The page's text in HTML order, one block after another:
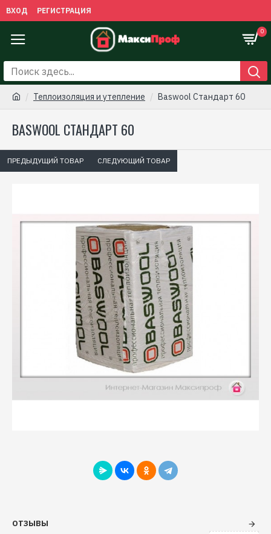
ВХОД РЕГИСТРАЦИЯ
0
Теплоизоляция и утепление Baswool Стандарт 60
BASWOOL СТАНДАРТ 60
ПРЕДЫДУЩИЙ ТОВАР СЛЕДУЮЩИЙ ТОВАР
ОТЗЫВЫ